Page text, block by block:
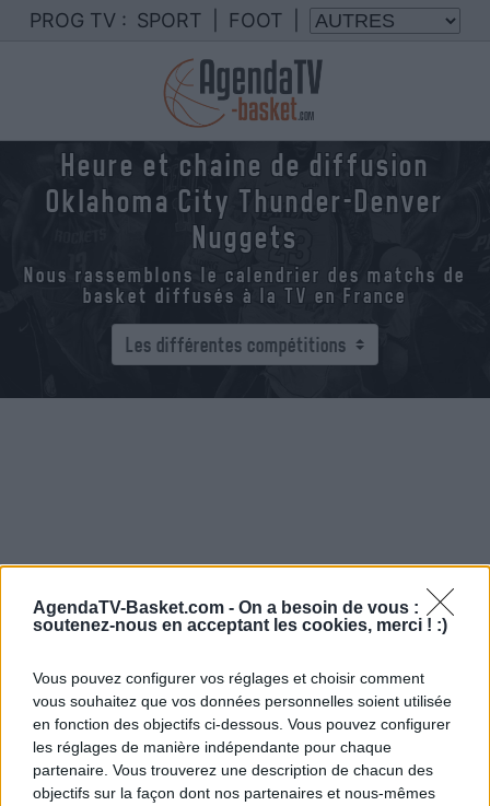
AgendaTV-Basket.com - On a besoin de vous :
soutenez-nous en acceptant les cookies, merci ! :)
Vous pouvez configurer vos réglages et choisir comment
vous souhaitez que vos données personnelles soient utilisée
en fonction des objectifs ci-dessous. Vous pouvez configurer
les réglages de manière indépendante pour chaque
partenaire. Vous trouverez une description de chacun des
objectifs sur la façon dont nos partenaires et nous-mêmes
PROG TV : SPORT FOOT
Heure et chaine de diffusion
Oklahoma City Thunder-Denver
Nuggets
Nous rassemblons le calendrier des matchs de
basket diffusés à la TV en France